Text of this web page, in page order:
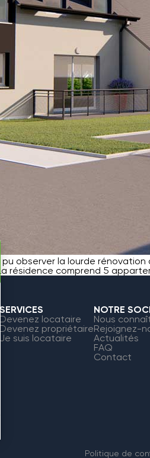
observer la lourde
résidence comprend 5
SERVICES
Devenez locataire
Devenez propriétaire
Je suis locataire
NOTRE
Nous
Rejoignez-
Actualités
FAQ
Contact
Politique de